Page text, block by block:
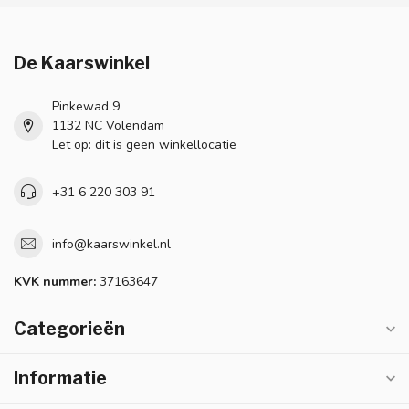
De Kaarswinkel
Pinkewad 9
1132 NC Volendam
Let op: dit is geen winkellocatie
+31 6 220 303 91
info@kaarswinkel.nl
KVK nummer: 37163647
Categorieën
Informatie